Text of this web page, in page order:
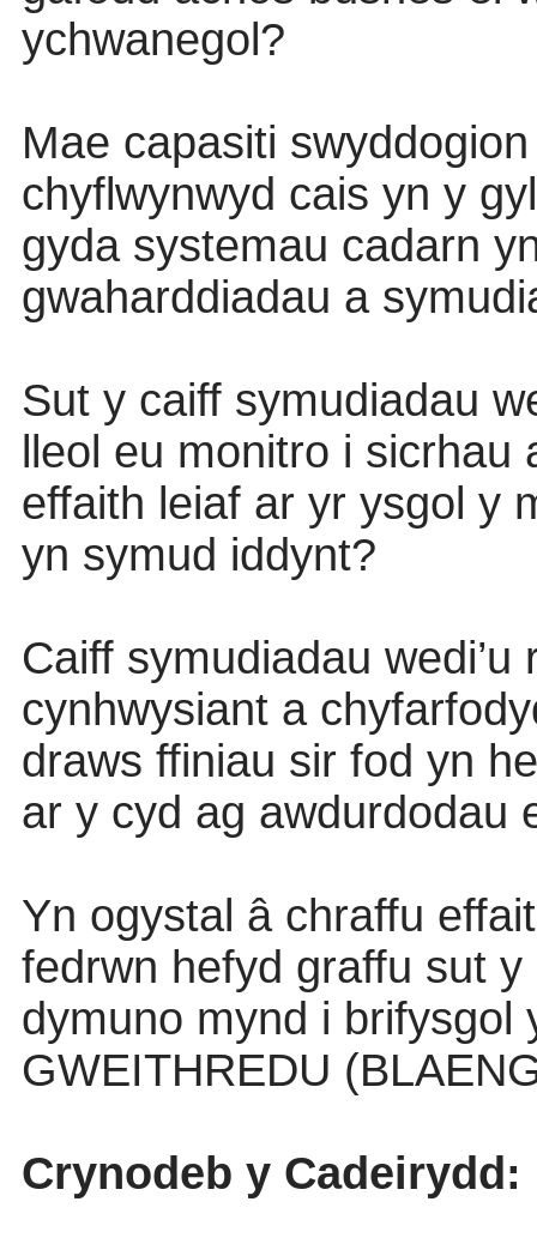
ychwanegol?
Mae capasiti
chyflwynwyd cais yn y
gyda systemau cadarn
gwaharddiadau a
Sut y caiff symudiadau
lleol eu monitro i sicrhau
effaith leiaf ar yr ysgol y
yn symud iddynt?
Caiff symudiadau
cynhwysiant a
draws ffiniau sir fod yn
ar y cyd ag awdurdodau
Yn ogystal â chraffu
fedrwn hefyd graffu sut y
dymuno mynd i brifysgol
GWEITHREDU
Crynodeb y Cadeirydd: